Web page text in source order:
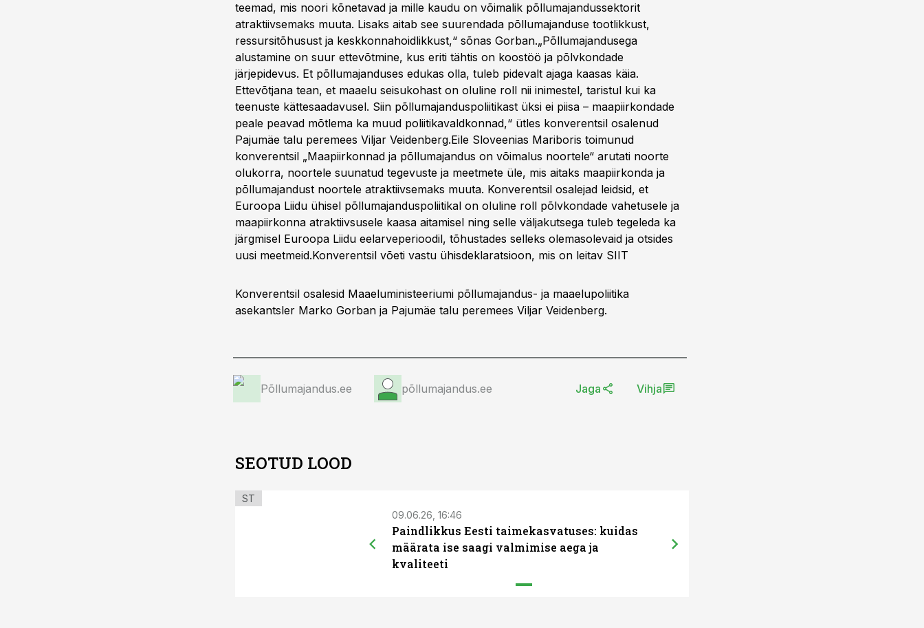
teemad, mis noori kõnetavad ja mille kaudu on võimalik põllumajandussektorit
atraktiivsemaks muuta. Lisaks aitab see suurendada põllumajanduse tootlikkust,
ressursitõhusust ja keskkonnahoidlikkust,“ sõnas Gorban.„Põllumajandusega
alustamine on suur ettevõtmine, kus eriti tähtis on koostöö ja põlvkondade
järjepidevus. Et põllumajanduses edukas olla, tuleb pidevalt ajaga kaasas käia.
Ettevõtjana tean, et maaelu seisukohast on oluline roll nii inimestel, taristul kui ka
teenuste kättesaadavusel. Siin põllumajanduspoliitikast üksi ei piisa – maapiirkondade
peale peavad mõtlema ka muud poliitikavaldkonnad,“ ütles konverentsil osalenud
Pajumäe talu peremees Viljar Veidenberg.Eile Sloveenias Mariboris toimunud
konverentsil „Maapiirkonnad ja põllumajandus on võimalus noortele“ arutati noorte
olukorra, noortele suunatud tegevuste ja meetmete üle, mis aitaks maapiirkonda ja
põllumajandust noortele atraktiivsemaks muuta. Konverentsil osalejad leidsid, et
Euroopa Liidu ühisel põllumajanduspoliitikal on oluline roll põlvkondade vahetusele ja
maapiirkonna atraktiivsusele kaasa aitamisel ning selle väljakutsega tuleb tegeleda ka
järgmisel Euroopa Liidu eelarveperioodil, tõhustades selleks olemasolevaid ja otsides
uusi meetmeid.Konverentsil võeti vastu ühisdeklaratsioon, mis on leitav SIIT
Konverentsil osalesid Maaeluministeeriumi põllumajandus- ja maaelupoliitika
asekantsler Marko Gorban ja Pajumäe talu peremees Viljar Veidenberg.
Põllumajandus.ee põllumajandus.ee Jaga Vihja
SEOTUD LOOD
ST
09.06.26, 16:46
Paindlikkus Eesti taimekasvatuses: kuidas
määrata ise saagi valmimise aega ja
kvaliteeti